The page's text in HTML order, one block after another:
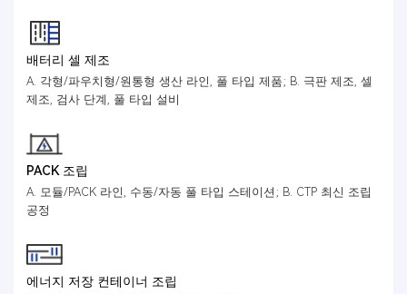
배터리 셀 제조
A. 각형/파우치형/원통형 생산 라인, 풀 타입 제품; B. 극판 제조, 셀
제조, 검사 단계, 풀 타입 설비
PACK 조립
A. 모듈/PACK 라인, 수동/자동 풀 타입 스테이션; B. CTP 최신 조립
공정
에너지 저장 컨테이너 조립